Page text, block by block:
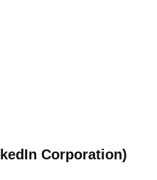
Corporation)